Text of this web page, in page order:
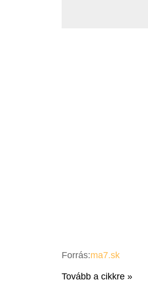
Forrás:ma7.sk
Tovább a cikkre »